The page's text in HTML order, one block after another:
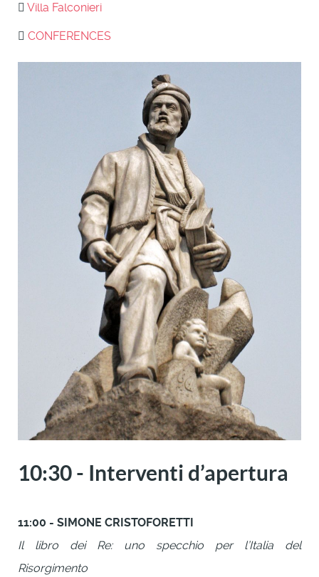
Villa Falconieri
CONFERENCES
10:30 - Interventi d’apertura
11:00 - SIMONE CRISTOFORETTI
Il libro dei Re: uno specchio per l’Italia del
Risorgimento